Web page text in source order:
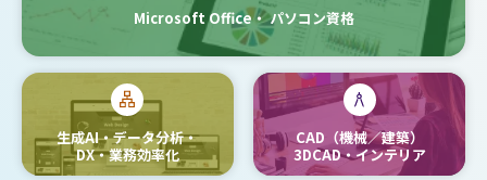
Microsoft Office・パソコン資格
生成AI・データ分析・
DX・業務効率化
CAD（機械／建築）
3DCAD・インテリア